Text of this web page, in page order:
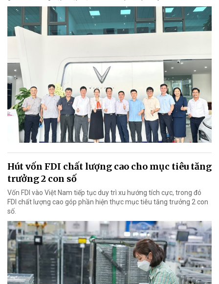
Hút vốn FDI chất lượng cao cho mục tiêu tăng
trưởng 2 con số
Vốn FDI vào Việt Nam tiếp tục duy trì xu hướng tích cực, trong đó
FDI chất lượng cao góp phần hiện thực mục tiêu tăng trưởng 2 con
số.